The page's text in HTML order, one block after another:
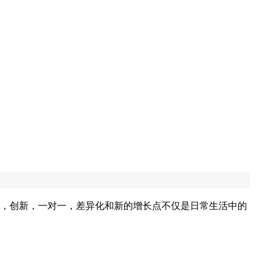
创新，一对一，差异化和新的增长点不仅是日常生活中的